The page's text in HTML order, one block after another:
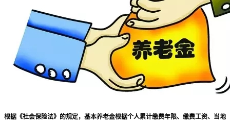
根据《社会保险法》的规定，基本养老金根据个人累计缴费年限、缴费工资、当地